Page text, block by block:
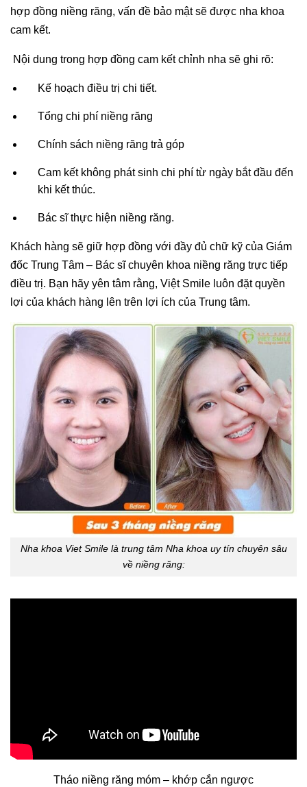
hợp đồng niềng răng, vấn đề bảo mật sẽ được nha khoa
cam kết.
Nội dung trong hợp đồng cam kết chỉnh nha sẽ ghi rõ:
Kế hoạch điều trị chi tiết.
Tổng chi phí niềng răng
Chính sách niềng răng trả góp
Cam kết không phát sinh chi phí từ ngày bắt đầu đến
khi kết thúc.
Bác sĩ thực hiện niềng răng.
Khách hàng sẽ giữ hợp đồng với đầy đủ chữ kỹ của Giám
đốc Trung Tâm – Bác sĩ chuyên khoa niềng răng trực tiếp
điều trị. Bạn hãy yên tâm rằng, Việt Smile luôn đặt quyền
lợi của khách hàng lên trên lợi ích của Trung tâm.
Nha khoa Viet Smile là trung tâm Nha khoa uy tín chuyên sâu
về niềng răng:
Tháo niềng răng móm – khớp cắn ngược